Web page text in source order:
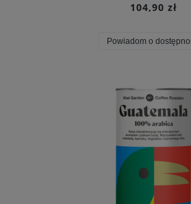
104,90 zł
Powiadom o